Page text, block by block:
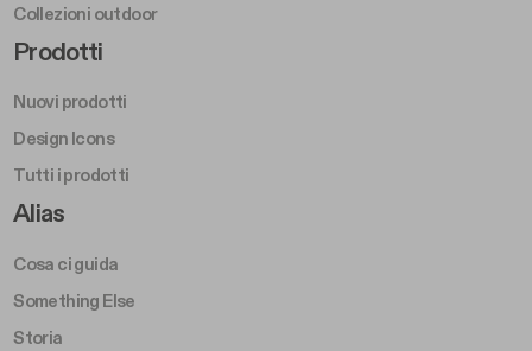
Collezioni outdoor
Footer Right Middle A
Prodotti
Nuovi prodotti
Design Icons
Tutti i prodotti
Footer Right A
Alias
Cosa ci guida
Something Else
Storia